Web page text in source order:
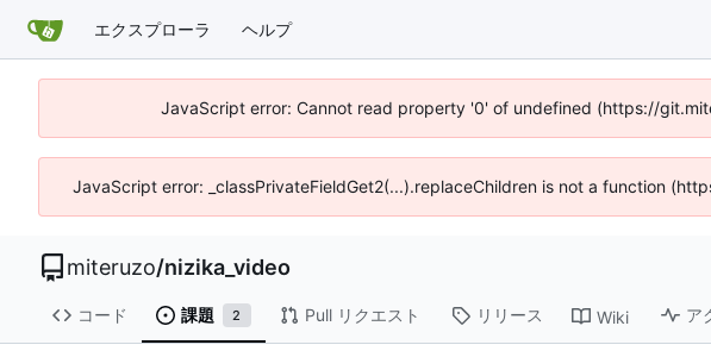
エクスプローラ ヘルプ
JavaScript error: Cannot read property '0' of undefined (https://
JavaScript error: _classPrivateFieldGet2(...).replaceChildren is not a function
miteruzo/nizika_video
コード 課題 2 Pull リクエスト リリース Wiki ア